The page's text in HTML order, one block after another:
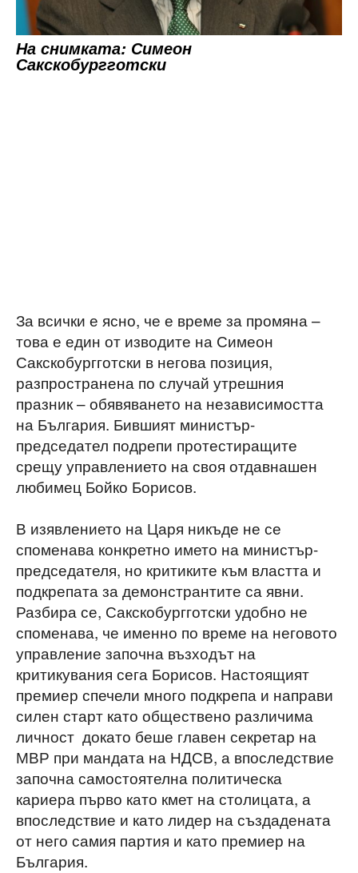
На снимката: Симеон
Сакскобургготски
За всички е ясно, че е време за промяна –
това е един от изводите на Симеон
Сакскобургготски в негова позиция,
разпространена по случай утрешния
празник – обявяването на независимостта
на България. Бившият министър-
председател подрепи протестиращите
срещу управлението на своя отдавнашен
любимец Бойко Борисов.
В изявлението на Царя никъде не се
споменава конкретно името на министър-
председателя, но критиките към властта и
подкрепата за демонстрантите са явни.
Разбира се, Сакскобургготски удобно не
споменава, че именно по време на неговото
управление започна възходът на
критикувания сега Борисов. Настоящият
премиер спечели много подкрепа и направи
силен старт като обществено различима
личност докато беше главен секретар на
МВР при мандата на НДСВ, а впоследствие
започна самостоятелна политическа
кариера първо като кмет на столицата, а
впоследствие и като лидер на създадената
от него самия партия и като премиер на
България.